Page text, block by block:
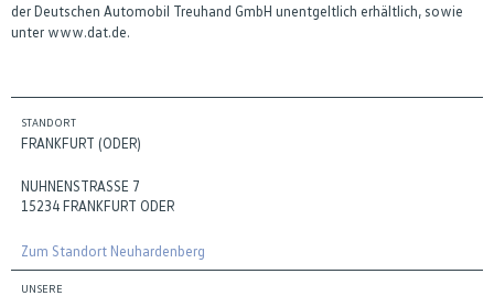
der Deutschen Automobil Treuhand GmbH unentgeltlich erhältlich, sowie
unter www.dat.de.
STANDORT
FRANKFURT (ODER)
NUHNENSTRASSE 7
15234 FRANKFURT ODER
Zum Standort Neuhardenberg
UNSERE